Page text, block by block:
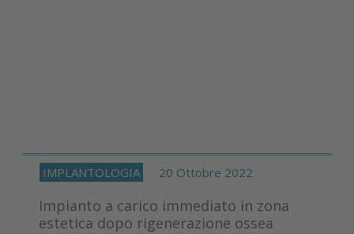
IMPLANTOLOGIA 20 Ottobre 2022
Impianto a carico immediato in zona
estetica dopo rigenerazione ossea